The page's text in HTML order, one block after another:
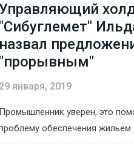
января, 2019
уверен, это
обеспечения жильем